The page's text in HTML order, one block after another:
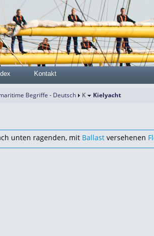
Kontakt
Begriffe - Deutsch K Kielyacht
unten ragenden, mit Ballast versehenen